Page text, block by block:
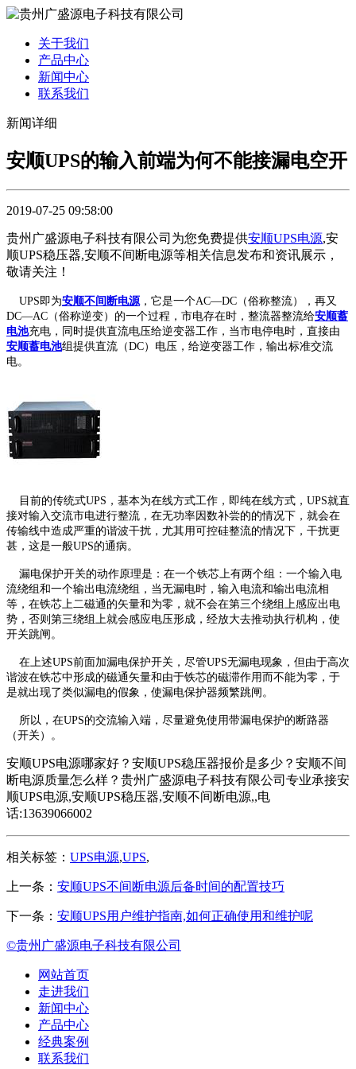
关于我们
产品中心
新闻中心
联系我们
新闻详细
安顺UPS的输入前端为何不能接漏电空开
2019-07-25 09:58:00
贵州广盛源电子科技有限公司为您免费提供安顺UPS电源,安
顺UPS稳压器,安顺不间断电源等相关信息发布和资讯展示，
敬请关注！
UPS即为安顺不间断电源 ，它是一个AC—DC（俗称整流），再又
DC—AC（俗称逆变）的一个过程，市电存在时，整流器整流给安顺蓄
电池充电，同时提供直流电压给逆变器工作，当市电停电时，直接由
安顺蓄电池组提供直流（DC）电压，给逆变器工作，输出标准交流
电。
目前的传统式UPS，基本为在线方式工作，即纯在线方式，UPS就直
接对输入交流市电进行整流，在无功率因数补尝的的情况下，就会在
传输线中造成严重的谐波干扰，尤其用可控硅整流的情况下，干扰更
甚，这是一般UPS的通病。
漏电保护开关的动作原理是：在一个铁芯上有两个组：一个输入电
流绕组和一个输出电流绕组，当无漏电时，输入电流和输出电流相
等，在铁芯上二磁通的矢量和为零，就不会在第三个绕组上感应出电
势，否则第三绕组上就会感应电压形成，经放大去推动执行机构，使
开关跳闸。
在上述UPS前面加漏电保护开关，尽管UPS无漏电现象，但由于高次
谐波在铁芯中形成的磁通矢量和由于铁芯的磁滞作用而不能为零，于
是就出现了类似漏电的假象，使漏电保护器频繁跳闸。
所以，在UPS的交流输入端，尽量避免使用带漏电保护的断路器
（开关）。
安顺UPS电源哪家好？安顺UPS稳压器报价是多少？安顺不间
断电源质量怎么样？贵州广盛源电子科技有限公司专业承接安
顺UPS电源,安顺UPS稳压器,安顺不间断电源,,电
话:13639066002
相关标签： UPS电源,UPS,
上一条： 安顺UPS不间断电源后备时间的配置技巧
下一条： 安顺UPS用户维护指南,如何正确使用和维护呢
©贵州广盛源电子科技有限公司
网站首页
走进我们
新闻中心
产品中心
经典案例
联系我们